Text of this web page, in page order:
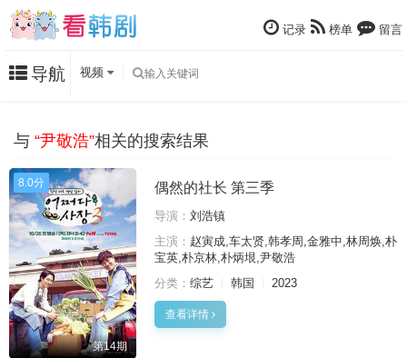
记录 榜单 留言
导航 视频
与 “尹敬浩”相关的搜索结果
8.0分
第14期
偶然的社长 第三季
导演： 刘浩镇
主演： 赵寅成,车太贤,韩孝周,金雅中,林周焕,朴
宝英,朴京林,朴炳垠,尹敬浩
分类： 综艺 韩国 2023
查看详情